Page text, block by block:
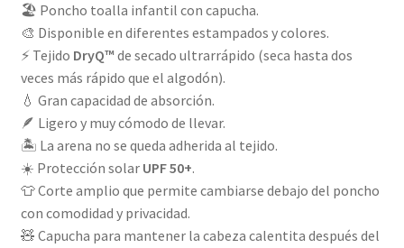
🏖️ Poncho toalla infantil con capucha.
🎨 Disponible en diferentes estampados y colores.
⚡ Tejido DryQ™ de secado ultrarrápido (seca hasta dos
veces más rápido que el algodón).
💧 Gran capacidad de absorción.
🪶 Ligero y muy cómodo de llevar.
🏝️ La arena no se queda adherida al tejido.
☀️ Protección solar UPF 50+.
👕 Corte amplio que permite cambiarse debajo del poncho
con comodidad y privacidad.
🧸 Capucha para mantener la cabeza calentita después del